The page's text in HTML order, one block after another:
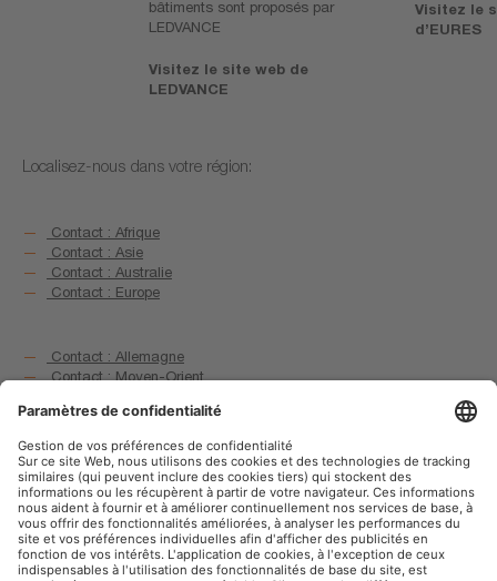
bâtiments sont proposés par
LEDVANCE
Visitez le site web de
LEDVANCE
Visitez le
d’EURES
Localisez-nous dans votre région:
Contact : Afrique
Contact : Asie
Contact : Australie
Contact : Europe
Contact : Allemagne
Contact : Moyen-Orient
Contact : Amérique du Sud